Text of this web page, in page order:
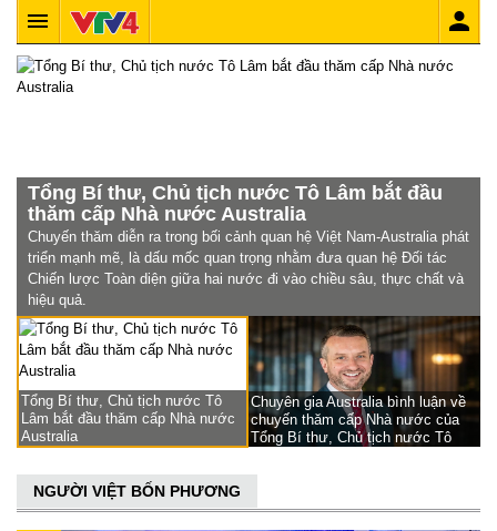
Tổng Bí thư, Chủ tịch nước Tô Lâm bắt đầu
thăm cấp Nhà nước Australia
Chuyến thăm diễn ra trong bối cảnh quan hệ Việt Nam-Australia phát
triển mạnh mẽ, là dấu mốc quan trọng nhằm đưa quan hệ Đối tác
Chiến lược Toàn diện giữa hai nước đi vào chiều sâu, thực chất và
hiệu quả.
Tổng Bí thư, Chủ tịch nước Tô
Lâm bắt đầu thăm cấp Nhà nước
Australia
Chuyên gia Australia bình luận về
chuyến thăm cấp Nhà nước của
Tổng Bí thư, Chủ tịch nước Tô
NGƯỜI VIỆT BỐN PHƯƠNG